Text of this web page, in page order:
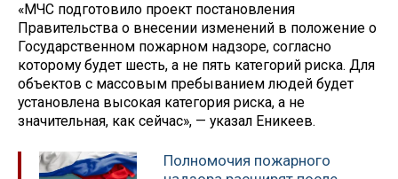
«МЧС подготовило проект постановления
Правительства о внесении изменений в положение о
Государственном пожарном надзоре, согласно
которому будет шесть, а не пять категорий риска. Для
объектов с массовым пребыванием людей будет
установлена высокая категория риска, а не
значительная, как сейчас», — указал Еникеев.
Полномочия пожарного